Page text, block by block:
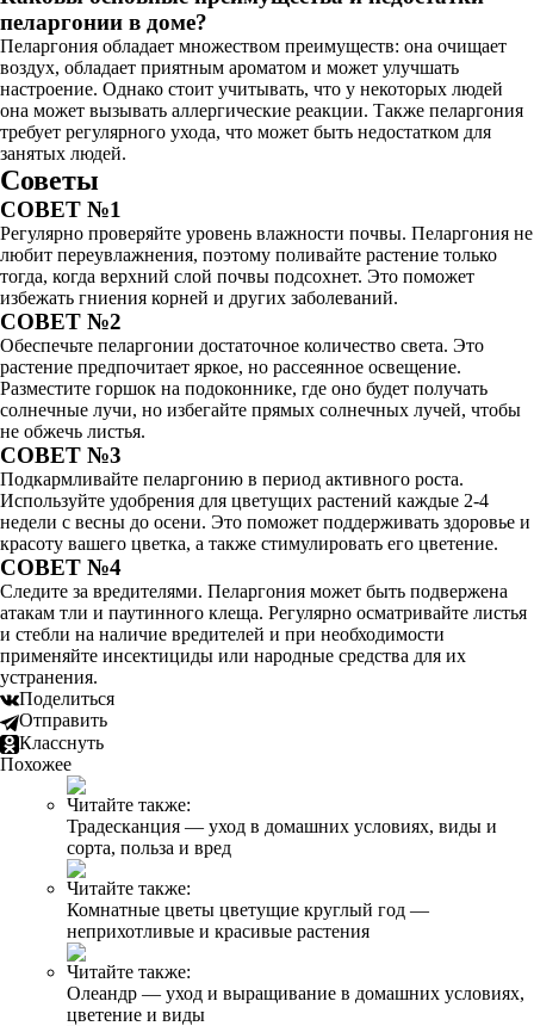
пеларгонии в доме?
Пеларгония обладает множеством преимуществ: она очищает
воздух, обладает приятным ароматом и может улучшать
настроение. Однако стоит учитывать, что у некоторых людей
она может вызывать аллергические реакции. Также пеларгония
требует регулярного ухода, что может быть недостатком для
занятых людей.
Советы
СОВЕТ №1
Регулярно проверяйте уровень влажности почвы. Пеларгония не
любит переувлажнения, поэтому поливайте растение только
тогда, когда верхний слой почвы подсохнет. Это поможет
избежать гниения корней и других заболеваний.
СОВЕТ №2
Обеспечьте пеларгонии достаточное количество света. Это
растение предпочитает яркое, но рассеянное освещение.
Разместите горшок на подоконнике, где оно будет получать
солнечные лучи, но избегайте прямых солнечных лучей, чтобы
не обжечь листья.
СОВЕТ №3
Подкармливайте пеларгонию в период активного роста.
Используйте удобрения для цветущих растений каждые 2-4
недели с весны до осени. Это поможет поддерживать здоровье и
красоту вашего цветка, а также стимулировать его цветение.
СОВЕТ №4
Следите за вредителями. Пеларгония может быть подвержена
атакам тли и паутинного клеща. Регулярно осматривайте листья
и стебли на наличие вредителей и при необходимости
применяйте инсектициды или народные средства для их
устранения.
Поделиться
Отправить
Класснуть
Похожее
Читайте также:
Традесканция — уход в домашних условиях, виды и
сорта, польза и вред
Читайте также:
Комнатные цветы цветущие круглый год —
неприхотливые и красивые растения
Читайте также:
Олеандр — уход и выращивание в домашних условиях,
цветение и виды